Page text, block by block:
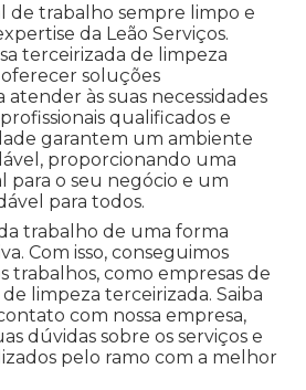
de trabalho sempre limpo e
da Leão Serviços.
terceirizada de limpeza
soluções
atender às suas necessidades
qualificados e
garantem um ambiente
proporcionando uma
para o seu negócio e um
para todos.
trabalho de uma forma
Com isso, conseguimos
trabalhos, como empresas de
limpeza terceirizada. Saiba
com nossa empresa,
dúvidas sobre os serviços e
pelo ramo com a melhor